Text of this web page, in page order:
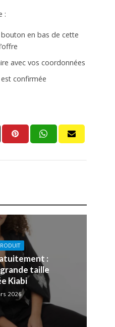
:
bouton en bas de cette
avec vos coordonnées
confirmée
:
taille
Kiabi
2026